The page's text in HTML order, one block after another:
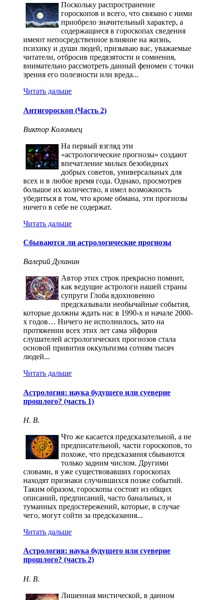
Поскольку распространение
гороскопов и всего, что связано с ними
приобрело значительный характер, а
содержащиеся в гороскопах сведения
имеют непосредственное влияние на жизнь,
психику и души людей, призываю вас, уважаемые
читатели, отбросив предвзятости и сомнения,
внимательно рассмотреть данный феномен с точки
зрения его полезности или вреда...
Читать дальше
Антигороскоп (Часть 2)
Виктор Коломиец
На первый взгляд эти
«астрологические прогнозы» создают
впечатление милых безобидных
добрых советов, универсальных для
всех и в любое время года. Однако, просмотрев
большое их количество, я имел возможность
убедиться в том, что кроме обмана, эти прогнозы
ничего в себе не содержат.
Читать дальше
Сбываются ли астрологические прогнозы
Валерий Духанин
Автор этих строк прекрасно помнит,
как ведущие астрологи нашей страны
супруги Глоба вдохновенно
предсказывали необычайные события,
которые должны ждать нас в 1990-х и начале 2000-
х годов… Ничего не исполнилось, зато на
протяжении всех этих лет сама эйфория
слушателей астрологических прогнозов стала
основой привития оккультизма сотням тысяч
людей...
Читать дальше
Астрология: наука будущего или суеверие
прошлого? (часть 1)
Н. В.
Что же касается предсказательной, а не
предписательной, части гороскопов, то
похоже, что предсказания сбываются
только задним числом. Другими
словами, в уже существовавших гороскопах
находят признаки случившихся позже событий.
Таким образом, гороскопы состоят из общих
описаний, предписаний, часто банальных, и
туманных предостережений, которые, в случае
чего, могут сойти за предсказания...
Читать дальше
Астрология: наука будущего или суеверие
прошлого? (часть 2)
Н. В.
Лишенная мистической, в данном